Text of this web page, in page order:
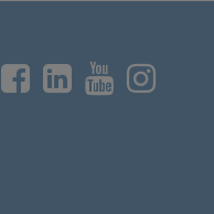
   